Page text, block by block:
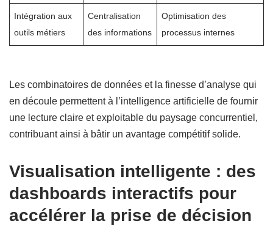
Intégration aux
outils métiers
Centralisation
des informations
Optimisation des
processus internes
Les combinatoires de données et la finesse d’analyse qui
en découle permettent à l’intelligence artificielle de fournir
une lecture claire et exploitable du paysage concurrentiel,
contribuant ainsi à bâtir un avantage compétitif solide.
Visualisation intelligente : des
dashboards interactifs pour
accélérer la prise de décision